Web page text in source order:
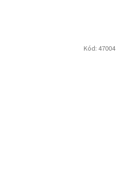
Kód: 47004